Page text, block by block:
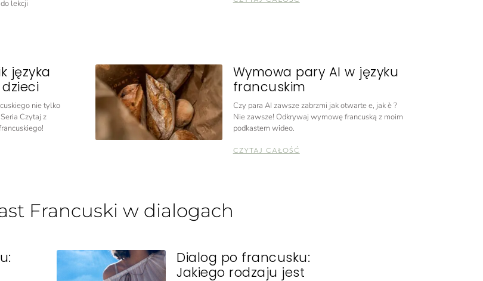
lekcji
języka
nie tylko
Czytaj z
Wymowa pary AI w języku
francuskim
Czy para AI zawsze zabrzmi jak otwarte e, jak è ?
Nie zawsze! Odkrywaj wymowę francuską z moim
podkastem wideo.
CZYTAJ CAŁOŚĆ
Francuski w dialogach
Dialog po francusku:
Jakiego rodzaju jest